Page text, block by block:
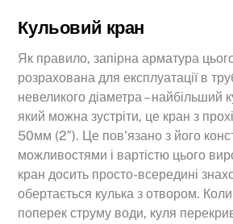
Кульовий кран
Як правило, запірна арматура
розрахована для експлуатації в
невеликого діаметра – найбільший
який можна зустріти, це кран з
50мм (2″). Це пов’язано з його
можливостями і вартістю цього
кран досить просто-всередині
обертається кулька з отвором. Коли
поперек струму води, куля